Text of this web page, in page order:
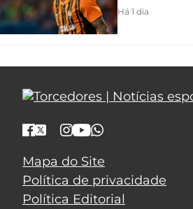
Há 1 dia
Mapa do Site
Política de privacidade
Política Editorial